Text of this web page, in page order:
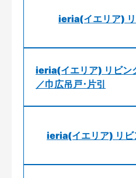
ieria(イエリア)
ieria(イエリア) リビン
／巾広吊戸･片引
ieria(イエリア) リビ